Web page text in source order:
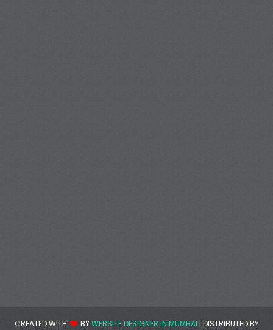
CREATED WITH BYWEBSITE DESIGNER IN MUMBAI | DISTRIBUTED BY